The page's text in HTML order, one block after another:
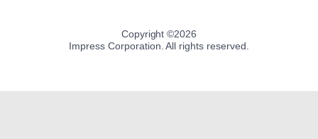
Copyright ©2026
Impress Corporation. All rights reserved.